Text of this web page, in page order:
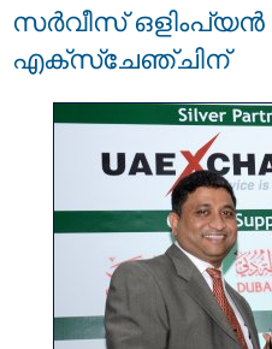
സർവീസ്
എക്സ്ചേഞ്ചിന്